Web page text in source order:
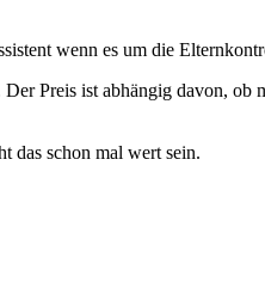
wenn es um die
Preis ist abhängig davon, ob
das schon mal wert sein.